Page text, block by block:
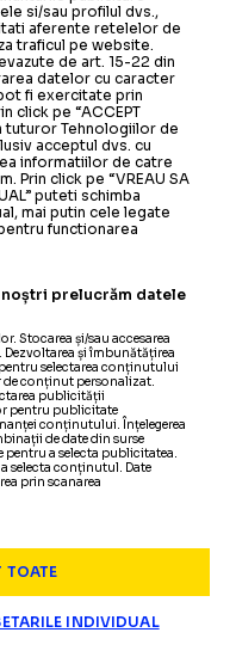
Revoluției Maghiare de
unde alergarea devine
Primii3
al lui
al sportivilor
si/sau profilul dvs.,
aferente retelelor de
traficul pe website.
de art. 15-22 din
datelor cu caracter
fi exercitate prin
click pe “ACCEPT
tuturor Tehnologiilor de
acceptul dvs. cu
informatiilor de catre
Prin click pe “VREAU SA
puteti schimba
mai putin cele legate
functionarea
prelucrăm datele
Stocarea și/sau accesarea
și îmbunătățirea
selectarea conținutului
conținut personalizat.
publicității
pentru publicitate
conținutului. Înțelegerea
de date din surse
pentru a selecta publicitatea.
selecta conținutul. Date
prin scanarea
TOATE
INDIVIDUAL